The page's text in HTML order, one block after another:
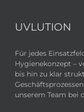
UVLUTION
Für jedes
Hygienekonzept –
bis hin zu klar
unserem Team bei